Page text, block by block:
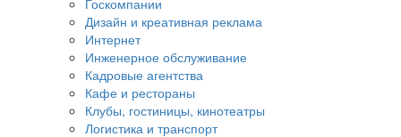
Госкомпании
Дизайн и креативная реклама
Интернет
Инженерное обслуживание
Кадровые агентства
Кафе и рестораны
Клубы, гостиницы, кинотеатры
Логистика и транспорт